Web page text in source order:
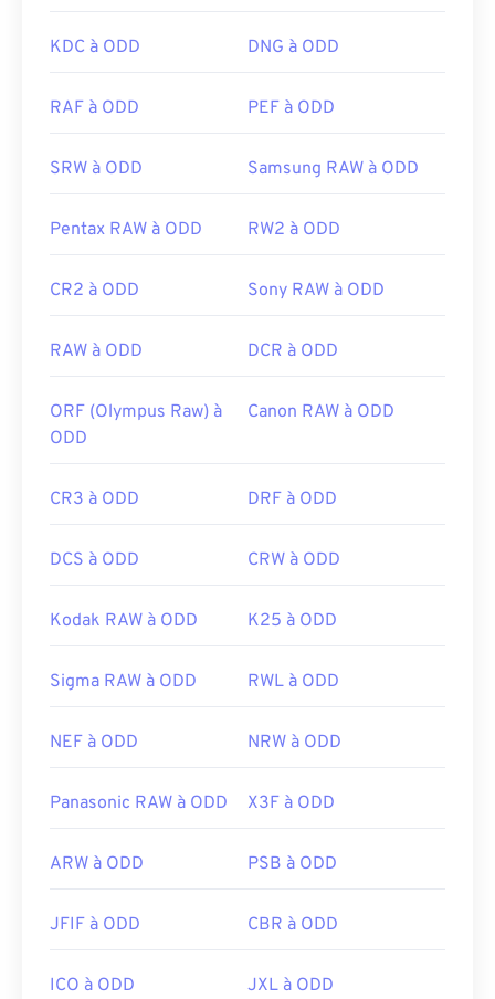
KDC à ODD DNG à ODD
RAF à ODD PEF à ODD
SRW à ODD Samsung RAW à ODD
Pentax RAW à ODD RW2 à ODD
CR2 à ODD Sony RAW à ODD
RAW à ODD DCR à ODD
ORF (Olympus Raw) à
ODD
Canon RAW à ODD
CR3 à ODD DRF à ODD
DCS à ODD CRW à ODD
Kodak RAW à ODD K25 à ODD
Sigma RAW à ODD RWL à ODD
NEF à ODD NRW à ODD
Panasonic RAW à ODD X3F à ODD
ARW à ODD PSB à ODD
JFIF à ODD CBR à ODD
ICO à ODD JXL à ODD